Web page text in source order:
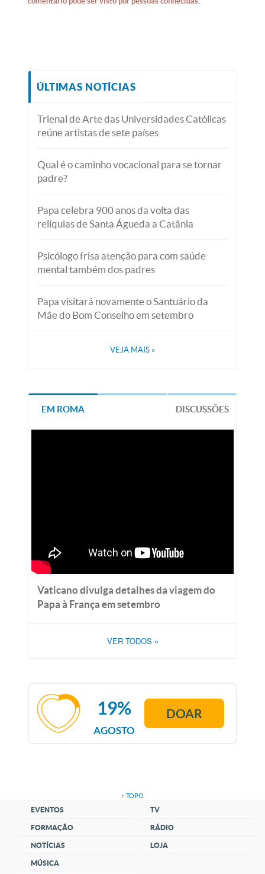
ÚLTIMAS NOTÍCIAS
Trienal de Arte das Universidades Católicas
reúne artistas de sete países
Qual é o caminho vocacional para se tornar
padre?
Papa celebra 900 anos da volta das
relíquias de Santa Águeda a Catânia
Psicólogo frisa atenção para com saúde
mental também dos padres
Papa visitará novamente o Santuário da
Mãe do Bom Conselho em setembro
VEJA MAIS »
EM ROMA DISCUSSÕES
Vaticano divulga detalhes da viagem do
Papa à França em setembro
VER TODOS »
AGOSTO
19% DOAR
↑ TOPO
EVENTOS
FORMAÇÃO
NOTÍCIAS
MÚSICA
TV
RÁDIO
LOJA